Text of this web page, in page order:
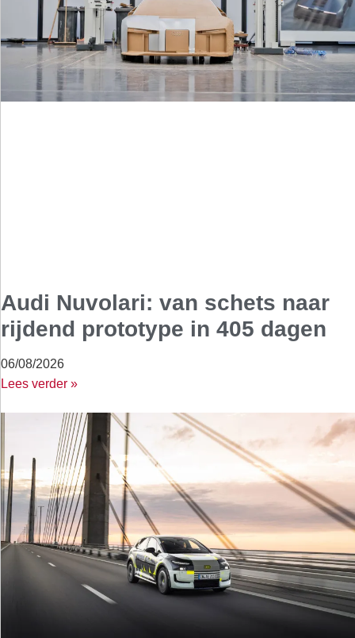
Audi Nuvolari: van schets naar
rijdend prototype in 405 dagen
06/08/2026
Lees verder »